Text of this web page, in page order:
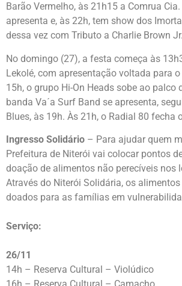
Barão Vermelho, às 21h15 a Comrua
apresenta e, às 22h, tem show dos
dessa vez com Tributo a Charlie Brown Jr.
No domingo (27), a festa começa às
Lekolé, com apresentação voltada para
15h, o grupo Hi-On Heads sobe ao palco
banda Va´a Surf Band se apresenta,
Blues, às 19h. Às 21h, o Radial 80 fecha
Ingresso Solidário – Para ajudar quem
Prefeitura de Niterói vai colocar pontos
doação de alimentos não perecíveis nos
Através do Niterói Solidária, os
doados para as famílias em
Serviço:
26/11
14h – Reserva Cultural – Violúdico